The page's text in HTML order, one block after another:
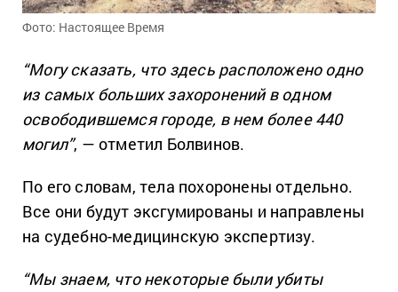
Фото: Настоящее Время
“Могу сказать, что здесь расположено одно
из самых больших захоронений в одном
освободившемся городе, в нем более 440
могил”, — отметил Болвинов.
По его словам, тела похоронены отдельно.
Все они будут эксгумированы и направлены
на судебно-медицинскую экспертизу.
“Мы знаем, что некоторые были убиты